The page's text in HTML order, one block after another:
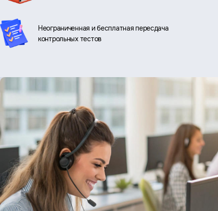
Неограниченная и бесплатная пересдача
контрольных тестов